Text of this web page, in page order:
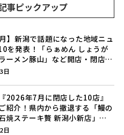
事ピックアップ
】新潟で話題になった地域ニュ
を発表！「らぁめん しょうが
ーメン豚山」など開店・閉店の
ンキングでご紹介♪
日
2026年7月に閉店した10店』
紹介！県内から撤退する「鰻の
焼ステーキ贅 新潟小新店」が
日